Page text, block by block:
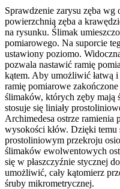
Sprawdzenie zarysu zęba
powierzchnią zęba a
na rysunku. Ślimak
pomiarowego. Na suporcie
ustawiony poziomo.
pozwala nastawić ramię
kątem. Aby umożliwić łatwą
ramię pomiarowe
ślimaków, których zęby mają
stosuje się liniały
Archimedesa ostrze ramienia
wysokości kłów. Dzięki
prostoliniowym przekroju
ślimaków ewolwentowych
się w płaszczyźnie stycznej
umożliwić, cały kątomierz
śruby mikrometrycznej.